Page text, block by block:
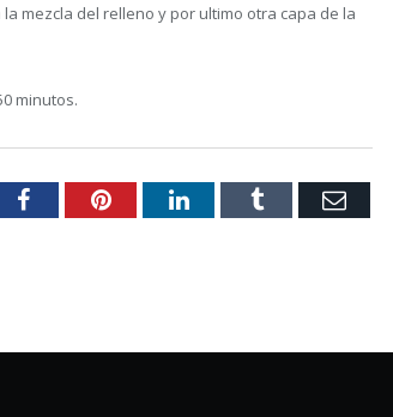
mezcla del relleno y por ultimo otra capa de la
minutos.
FacebookPinterestLinkedInTumblr Email